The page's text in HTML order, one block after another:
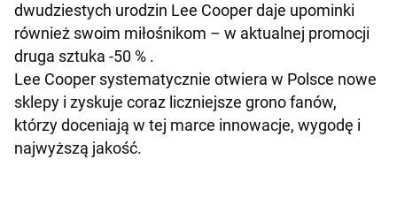
dwudziestych urodzin Lee Cooper daje upominki
również swoim miłośnikom – w aktualnej promocji
druga sztuka -50 % .
Lee Cooper systematycznie otwiera w Polsce nowe
sklepy i zyskuje coraz liczniejsze grono fanów,
którzy doceniają w tej marce innowacje, wygodę i
najwyższą jakość.